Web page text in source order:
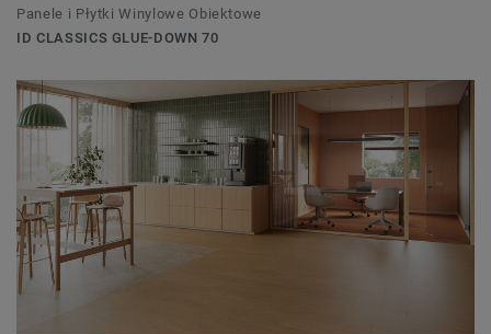
Panele i Płytki Winylowe Obiektowe
ID CLASSICS GLUE-DOWN 70